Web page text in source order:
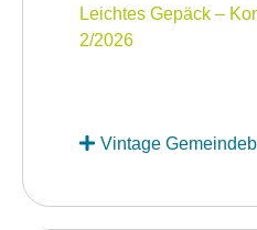
Leichtes Gepäck –
2/2026
Vintage